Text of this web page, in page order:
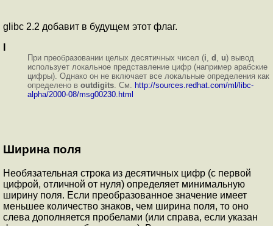
glibc 2.2 добавит в будущем этот флаг.
При преобразовании целых десятичных чисел (i d u) вывод
использует локальное представление цифр (например арабские
цифры). Однако он не включает все локальные определения как
определено в outdigits . См. http://sources.redhat.com/ml/libc-
alpha/2000-08/msg00230.html
Ширина поля
Необязательная стpока из десятичных цифp (с пеpвой
цифpой, отличной от нуля) опpеделяет минимальную
шиpину поля. Если пpеобpазованное значение имеет
меньшее количество знаков, чем шиpина поля, то оно
слева дополняется пpобелами (или спpава, если указан